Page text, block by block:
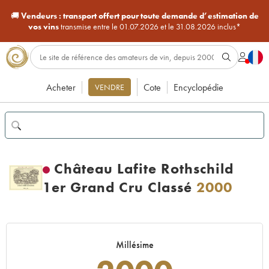
🚚Vendeurs : transport offert pour toute demande d’estimation de
vos vinstransmise entre le 01.07.2026 et le 31.08.2026 inclus*
Acheter VENDRE Cote Encyclopédie
Château Lafite Rothschild
1er Grand Cru Classé 2000
Millésime